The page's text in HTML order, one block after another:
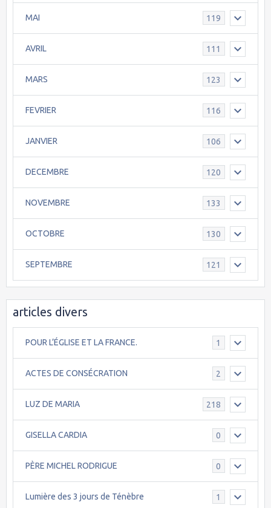
MAI 119
AVRIL 111
MARS 123
FEVRIER 116
JANVIER 106
DECEMBRE 120
NOVEMBRE 133
OCTOBRE 130
SEPTEMBRE 121
articles divers
POUR L’ÉGLISE ET LA FRANCE. 1
ACTES DE CONSÉCRATION 2
LUZ DE MARIA 218
GISELLA CARDIA 0
PÈRE MICHEL RODRIGUE 0
Lumière des 3 jours de Ténèbre 1